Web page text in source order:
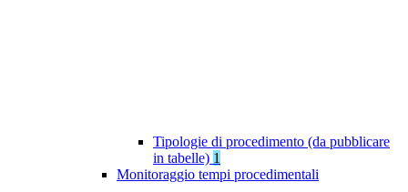
Tipologie di procedimento (da pubblicare
in tabelle) 1
Monitoraggio tempi procedimentali